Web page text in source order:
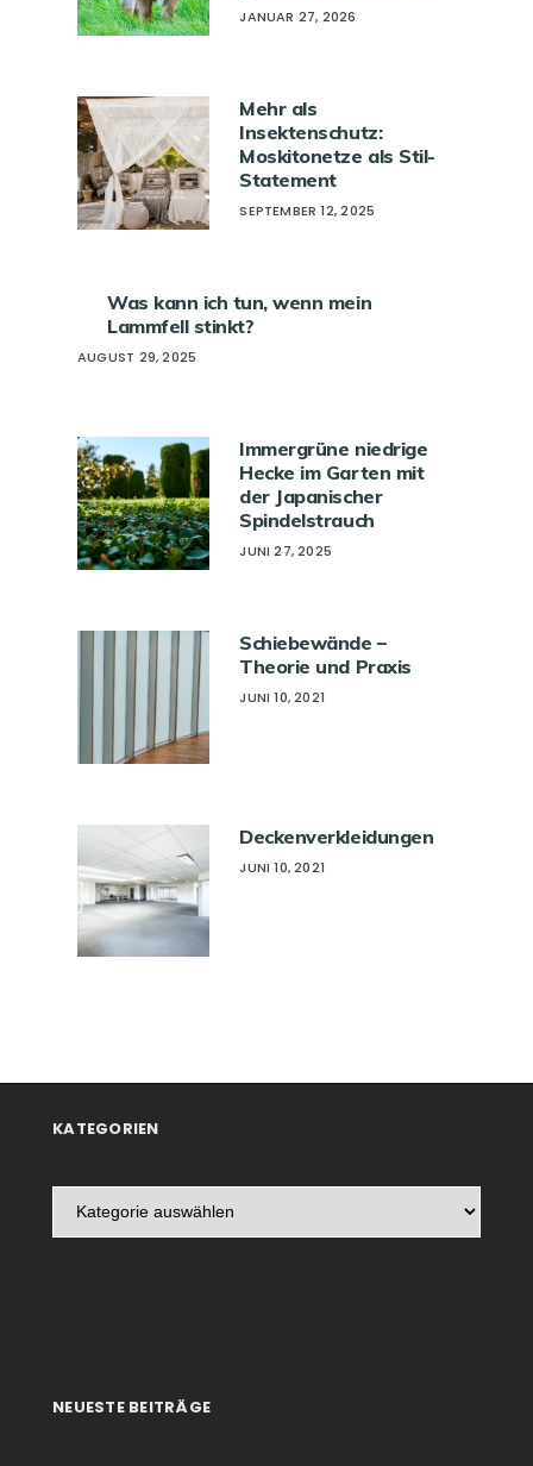
JANUAR 27, 2026
Mehr als
Insektenschutz:
Moskitonetze als Stil-
Statement
SEPTEMBER 12, 2025
Was kann ich tun, wenn mein
Lammfell stinkt?
AUGUST 29, 2025
Immergrüne niedrige
Hecke im Garten mit
der Japanischer
Spindelstrauch
JUNI 27, 2025
Schiebewände –
Theorie und Praxis
JUNI 10, 2021
Deckenverkleidungen
JUNI 10, 2021
KATEGORIEN
Kategorien
NEUESTE BEITRÄGE